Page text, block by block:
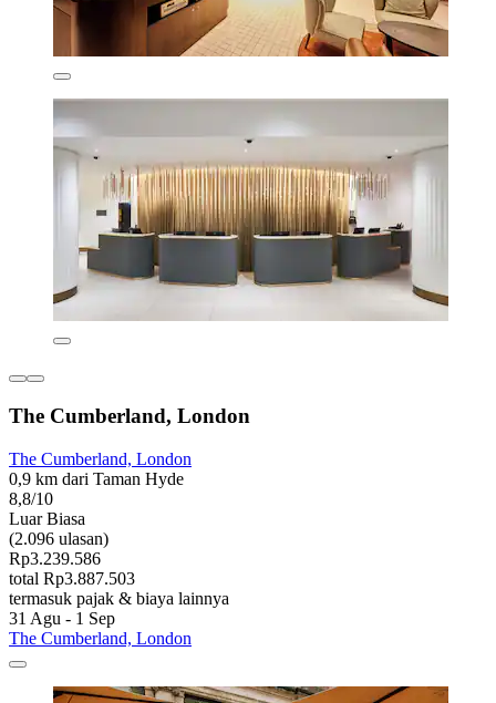
The Cumberland, London
The Cumberland, London
0,9 km dari Taman Hyde
8,8/10
Luar Biasa
(2.096 ulasan)
Rp3.239.586
total Rp3.887.503
termasuk pajak & biaya lainnya
31 Agu - 1 Sep
The Cumberland, London